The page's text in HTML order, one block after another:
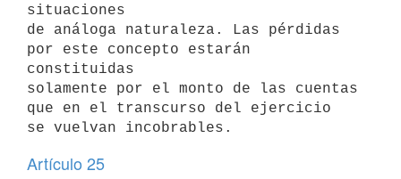
situaciones
de análoga naturaleza. Las pérdidas
por este concepto estarán
constituidas
solamente por el monto de las cuentas
que en el transcurso del ejercicio
Artículo 25